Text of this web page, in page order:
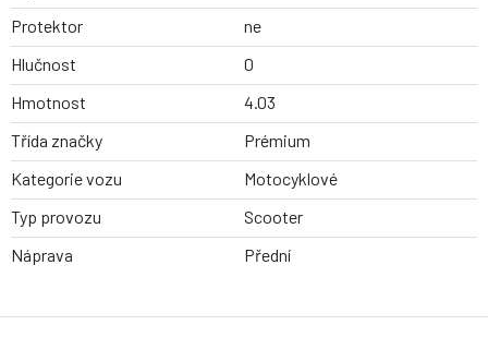
Protektor
ne
Hlučnost
0
Hmotnost
4.03
Třída značky
Prémium
Kategorie vozu
Motocyklové
Typ provozu
Scooter
Náprava
Přední